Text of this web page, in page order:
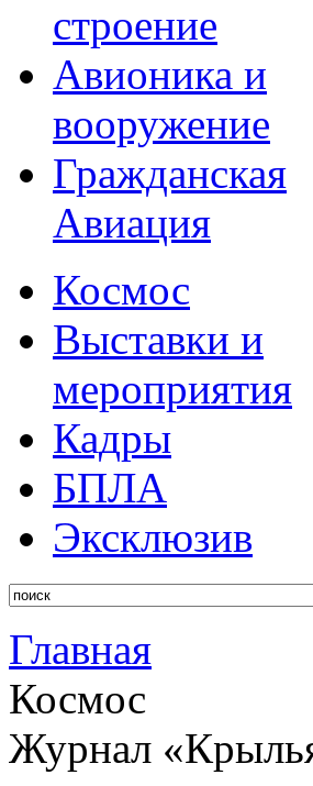
строение
Авионика и
вооружение
Гражданская
Авиация
Космос
Выставки и
мероприятия
Кадры
БПЛА
Эксклюзив
Главная
Космос
Журнал